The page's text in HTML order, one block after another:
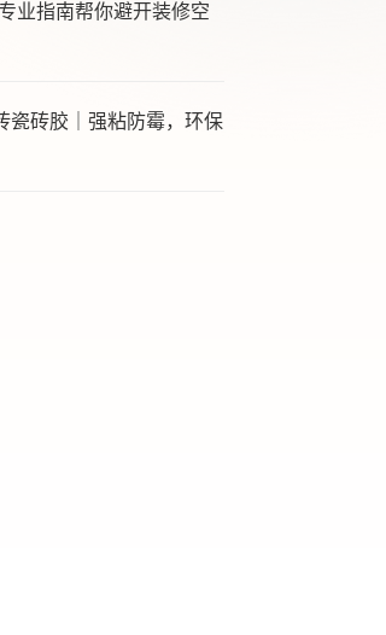
业指南帮你避开装修空
瓷砖胶｜强粘防霉，环保